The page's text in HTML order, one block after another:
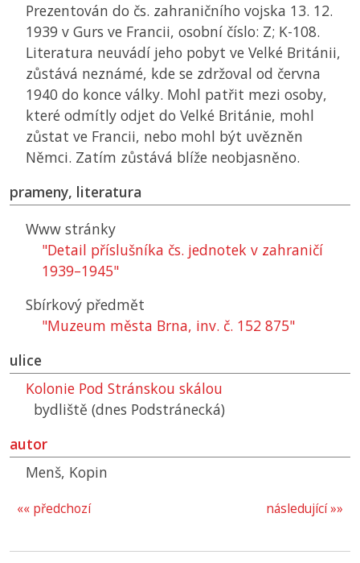
Prezentován do čs. zahraničního vojska 13. 12.
1939 v Gurs ve Francii, osobní číslo: Z; K-108.
Literatura neuvádí jeho pobyt ve Velké Británii,
zůstává neznámé, kde se zdržoval od června
1940 do konce války. Mohl patřit mezi osoby,
které odmítly odjet do Velké Británie, mohl
zůstat ve Francii, nebo mohl být uvězněn
Němci. Zatím zůstává blíže neobjasněno.
prameny, literatura
Www stránky
"Detail příslušníka čs. jednotek v zahraničí
1939–1945"
Sbírkový předmět
"Muzeum města Brna, inv. č. 152 875"
ulice
Kolonie Pod Stránskou skálou
bydliště (dnes Podstránecká)
autor
Menš, Kopin
následující »»
«« předchozí